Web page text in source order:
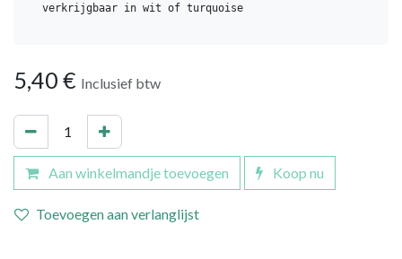
verkrijgbaar in wit of turquoise
5,40 € Inclusief btw
Aan winkelmandje toevoegen Koop nu
Toevoegen aan verlanglijst